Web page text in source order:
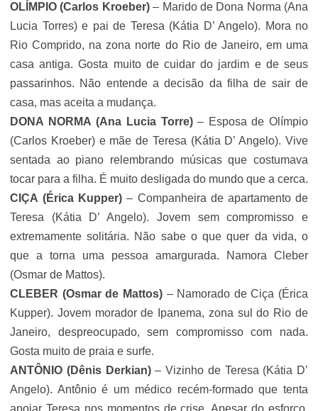
OLÍMPIO (Carlos Kroeber)– Marido de Dona Norma (Ana
Lucia Torres) e pai de Teresa (Kátia D’ Angelo). Mora no
Rio Comprido, na zona norte do Rio de Janeiro, em uma
casa antiga. Gosta muito de cuidar do jardim e de seus
passarinhos. Não entende a decisão da filha de sair de
casa, mas aceita a mudança.
DONA NORMA (Ana Lucia Torre)– Esposa de Olímpio
(Carlos Kroeber) e mãe de Teresa (Kátia D’ Angelo). Vive
sentada ao piano relembrando músicas que costumava
tocar para a filha. É muito desligada do mundo que a cerca.
CIÇA (Érica Kupper) – Companheira de apartamento de
Teresa (Kátia D’ Angelo). Jovem sem compromisso e
extremamente solitária. Não sabe o que quer da vida, o
que a torna uma pessoa amargurada. Namora Cleber
(Osmar de Mattos).
CLEBER (Osmar de Mattos)– Namorado de Ciça (Érica
Kupper). Jovem morador de Ipanema, zona sul do Rio de
Janeiro, despreocupado, sem compromisso com nada.
Gosta muito de praia e surfe.
ANTÔNIO (Dênis Derkian)– Vizinho de Teresa (Kátia D’
Angelo). Antônio é um médico recém-formado que tenta
apoiar Teresa nos momentos de crise. Apesar do esforço,